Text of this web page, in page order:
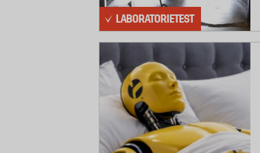
LABORATORIETEST